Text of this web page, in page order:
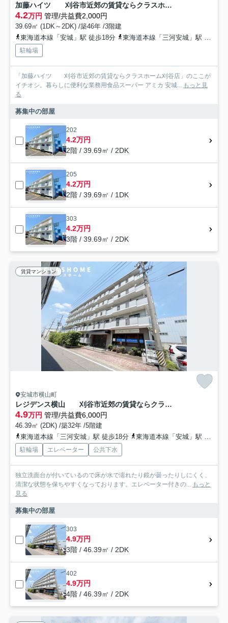
加藤ハイツ 刈谷市近郊の賃貸ならクラスホーム刈谷店
4.2万円 管理/共益費2,000円
39.69㎡ (1DK～2DK) /築46年 /3階建
東海道本線「安城」駅 徒歩18分
東海道本線「三河安城」駅 徒歩26分
駐輪場
「加藤ハイツ 刈谷市近郊の賃貸ならクラスホーム刈谷店」のここが
イチオシ。暮らしに便利な業務用食品スーパー アミカ 安城... もっと見
る
募集中の部屋
202
4.2万円
2階 / 39.69㎡ / 2DK
205
4.2万円
2階 / 39.69㎡ / 1DK
303
4.2万円
3階 / 39.69㎡ / 2DK
賃貸マンション
安城市横山町
レジデンス横山 刈谷市近郊の賃貸ならクラスホーム刈谷店
4.9万円 管理/共益費6,000円
46.39㎡ (2DK) /築32年 /5階建
東海道本線「三河安城」駅 徒歩18分
東海道本線「安城」駅 徒歩20分
駐輪場 エレベーター 公共下水
独立洗面台が付いているので床が水で濡れたり鏡が曇ったりしにくく、
清潔な状態を保ちやすくなっております。エレベーター付きの... もっと
見る
募集中の部屋
303
4.9万円
3階 / 46.39㎡ / 2DK
402
4.9万円
4階 / 46.39㎡ / 2DK